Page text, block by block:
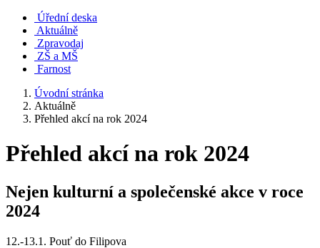
Úřední deska
Aktuálně
Zpravodaj
ZŠ a MŠ
Farnost
Úvodní stránka
Aktuálně
Přehled akcí na rok 2024
Přehled akcí na rok 2024
Nejen kulturní a společenské akce v roce
2024
12.-13.1. Pouť do Filipova